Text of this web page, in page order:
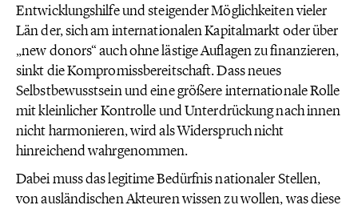
Entwicklungshilfe und steigender Möglichkeiten vieler
Län der, sich am internationalen Kapitalmarkt oder über
„new donors“ auch ohne lästige Auflagen zu finanzieren,
sinkt die Kompromissbereitschaft. Dass neues
Selbstbewusstsein und eine größere internationale Rolle
mit kleinlicher Kontrolle und Unterdrückung nach innen
nicht harmonieren, wird als Widerspruch nicht
hinreichend wahrgenommen.
Dabei muss das legitime Bedürfnis nationaler Stellen,
von ausländischen Akteuren wissen zu wollen, was diese